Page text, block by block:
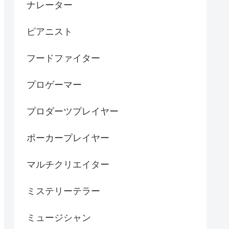
ナレーター
ピアニスト
フードファイター
プロゲーマー
プロダーツプレイヤー
ポーカープレイヤー
マルチクリエイター
ミステリーテラー
ミュージシャン